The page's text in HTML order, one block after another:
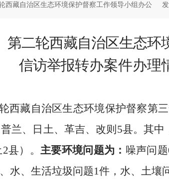
西藏自治区生态环境保护督察工作领导小组办公
第二轮西藏自治区生态环
信访举报转办案件办理
西藏自治区生态环境保护督察第
兰、日土、革吉、改则5县。其
县）。 主要环境问题为： 噪声问
水、生活垃圾问题1件，水、土壤